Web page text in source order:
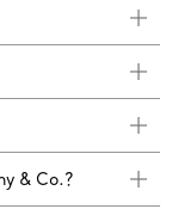
& Co.?